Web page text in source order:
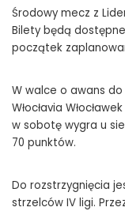
Środowy mecz z
Bilety będą
początek
W walce o awans do
Włocłavia
w sobotę wygra u
70 punktów.
Do rozstrzygnięcia
strzelców IV ligi.